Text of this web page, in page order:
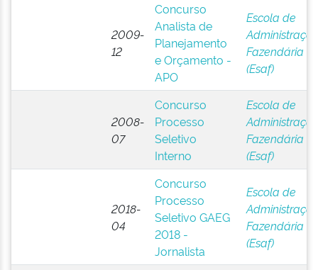
2009-
12
Concurso
Analista de
Planejamento
e Orçamento -
APO
Escola de
Fazendária
(Esaf)
2008-
07
Concurso
Processo
Seletivo
Interno
Escola de
Fazendária
(Esaf)
2018-
04
Concurso
Processo
Seletivo GAEG
2018 -
Jornalista
Escola de
Fazendária
(Esaf)